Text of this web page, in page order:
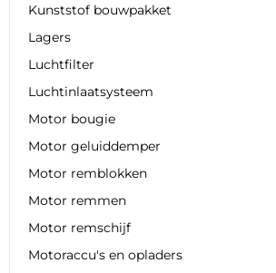
Kunststof bouwpakket
Lagers
Luchtfilter
Luchtinlaatsysteem
Motor bougie
Motor geluiddemper
Motor remblokken
Motor remmen
Motor remschijf
Motoraccu's en opladers